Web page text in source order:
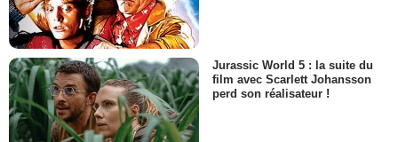
Jurassic World 5 : la suite du
film avec Scarlett Johansson
perd son réalisateur !